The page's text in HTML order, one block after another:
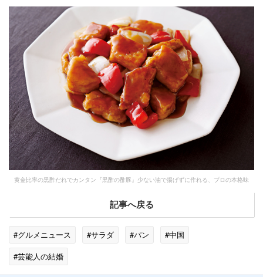
黄金比率の黒酢だれでカンタン『黒酢の酢豚』少ない油で揚げずに作れる、プロの本格味
記事へ戻る
#グルメニュース #サラダ #パン
#中国
#芸能人の結婚